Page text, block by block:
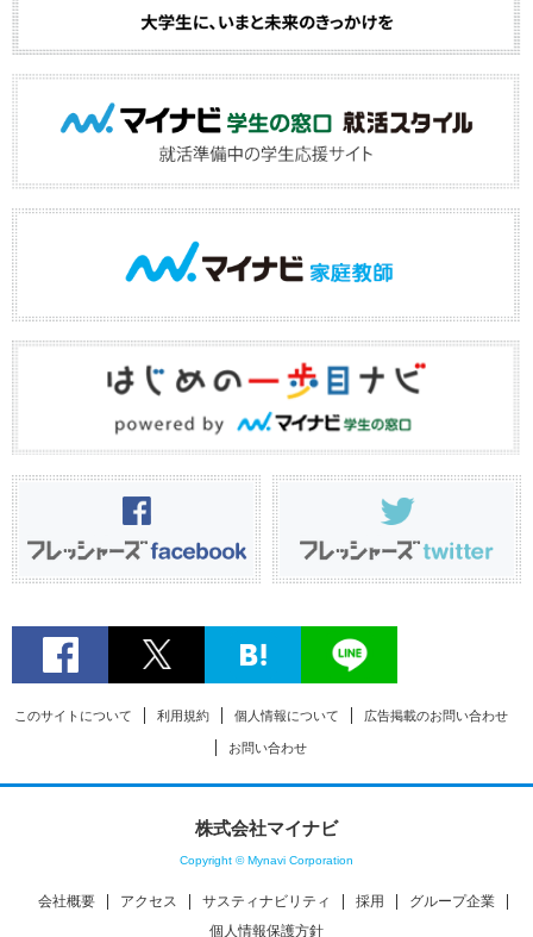
このサイトについて 利用規約 個人情報について 広告掲載のお問い合わせ
お問い合わせ
株式会社マイナビ
Copyright © Mynavi Corporation
会社概要 アクセス サスティナビリティ 採用
グループ企業
個人情報保護方針